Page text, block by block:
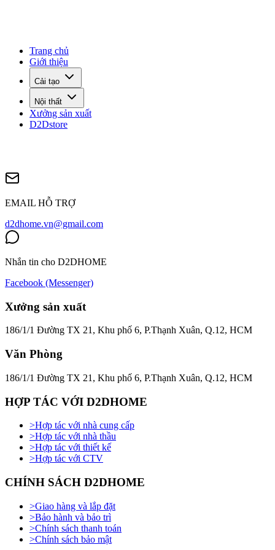
Trang chủ
Giới thiệu
Cải tạo
Nội thất
Xưởng sản xuất
D2Dstore
EMAIL HỖ TRỢ
d2dhome.vn@gmail.com
Nhắn tin cho D2DHOME
Facebook (Messenger)
Xưởng sản xuất
186/1/1 Đường TX 21, Khu phố 6, P.Thạnh Xuân, Q.12, HCM
Văn Phòng
186/1/1 Đường TX 21, Khu phố 6, P.Thạnh Xuân, Q.12, HCM
HỢP TÁC VỚI D2DHOME
>Hợp tác với nhà cung cấp
>Hợp tác với nhà thầu
>Hợp tác với thiết kế
>Hợp tác với CTV
CHÍNH SÁCH D2DHOME
>Giao hàng và lắp đặt
>Bảo hành và bảo trì
>Chính sách thanh toán
>Chính sách bảo mật